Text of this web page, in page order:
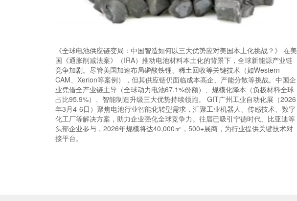
《全球电池供应链变局：中国智造如何以三大优势应对美国本土化挑战？》 在美
国《通胀削减法案》（IRA）推动电池材料本土化的背景下，全球新能源产业链
竞争加剧。尽管美国加速布局磷酸铁锂、稀土回收等关键技术（如Western
CAM、Xerion等案例），但其供应链仍面临成本高企、产能分散等挑战。中国企
业凭借全产业链主导（全球动力电池67.1%份额）、规模化降本（负极材料全球
占比95.9%）、智能制造升级三大优势持续领跑。 GIT广州工业自动化展（2026
年3月4-6日）聚焦电池行业智能化转型需求，汇聚工业机器人、传感技术、数字
化工厂等解决方案，助力企业强化全球竞争力。往届已吸引宁德时代、比亚迪等
头部企业参与，2026年规模将达40,000㎡，500+展商，为行业提供关键技术对
接平台。